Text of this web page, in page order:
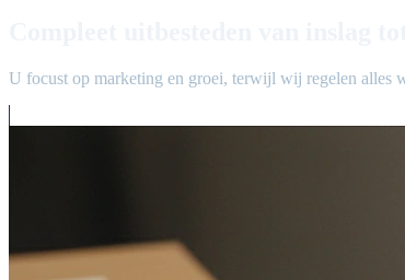
U focust op marketing en groei, terwijl wij regelen alles